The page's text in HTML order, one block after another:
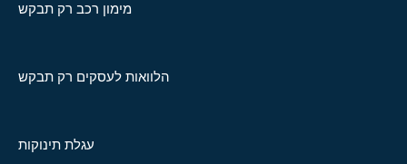
מימון רכב רק תבקש
הלוואות לעסקים רק תבקש
עגלת תינוקות